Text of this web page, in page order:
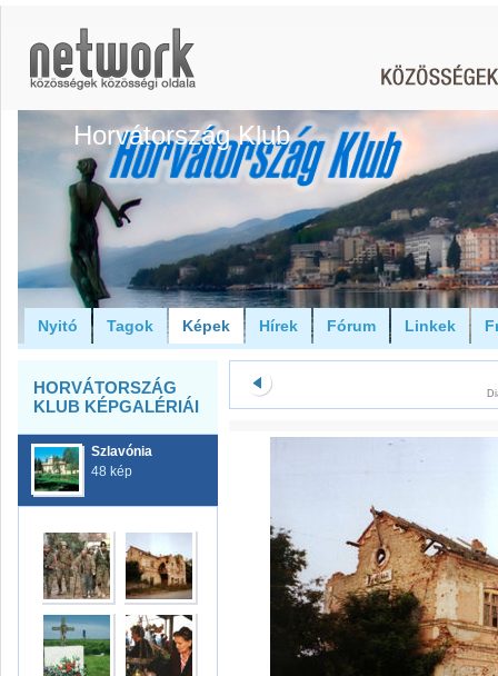
Horvátország Klub
Nyitó Tagok Képek Hírek Fórum Linkek
HORVÁTORSZÁG
KLUB KÉPGALÉRIÁI
Szlavónia
48 kép